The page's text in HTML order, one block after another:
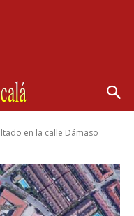
en la calle Dámaso